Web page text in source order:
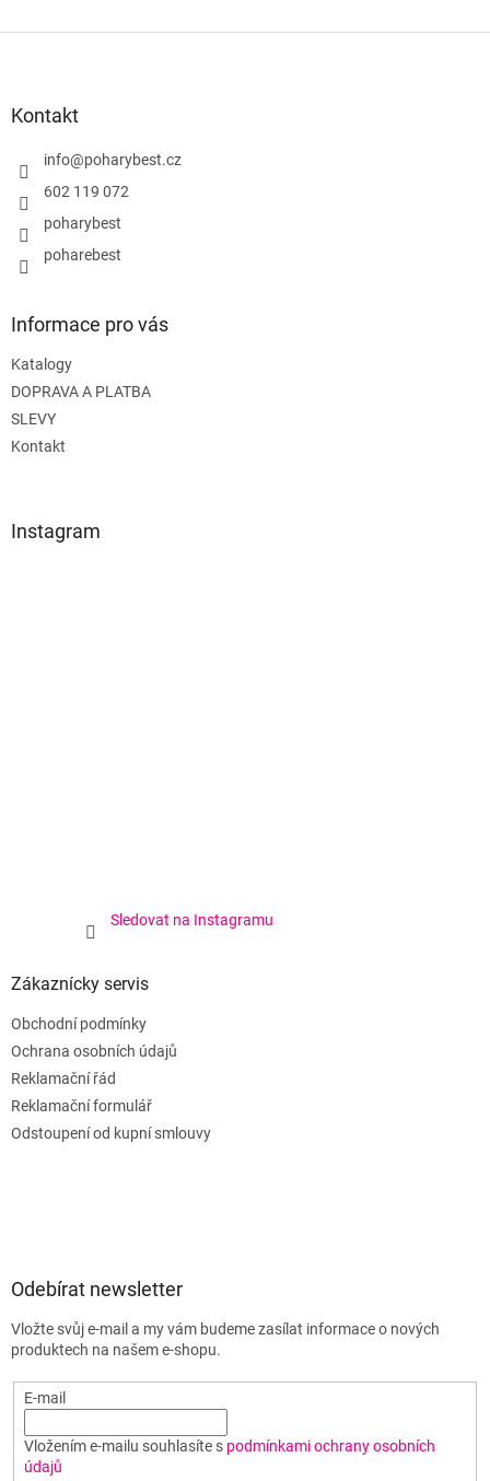
Kontakt
info@poharybest.cz
602 119 072
poharybest
poharebest
Informace pro vás
Katalogy
DOPRAVA A PLATBA
SLEVY
Kontakt
Instagram
Sledovat na Instagramu
Zákaznícky servis
Obchodní podmínky
Ochrana osobních údajů
Reklamační řád
Reklamační formulář
Odstoupení od kupní smlouvy
Odebírat newsletter
Vložte svůj e-mail a my vám budeme zasílat informace o nových
produktech na našem e-shopu.
E-mail
Vložením e-mailu souhlasíte s podmínkami ochrany osobních
údajů